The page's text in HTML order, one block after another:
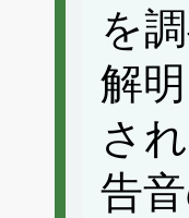
を
解
さ
告